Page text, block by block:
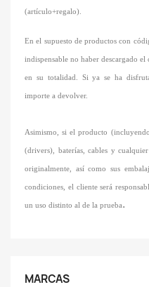
(artículo+regalo).
En el supuesto de productos con
indispensable no haber descargado
en su totalidad. Si ya se ha
importe a devolver.
Asimismo, si el producto
(drivers), baterías, cables y
originalmente, así como sus
condiciones, el cliente será
un uso distinto al de la prueba.
MARCAS